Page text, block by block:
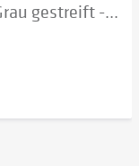
gestreift -...